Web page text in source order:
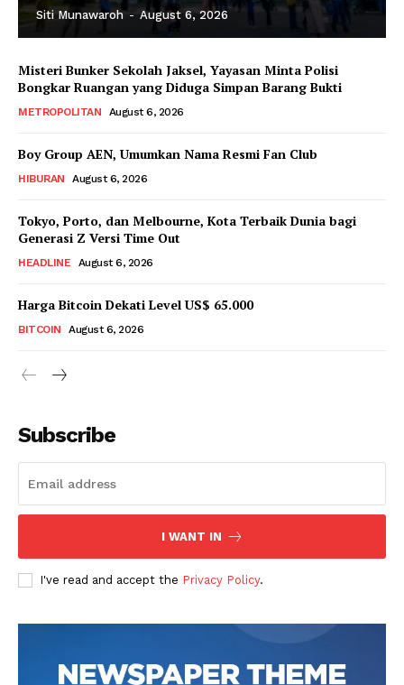
Siti Munawaroh - August 6, 2026
Misteri Bunker Sekolah Jaksel, Yayasan Minta Polisi
Bongkar Ruangan yang Diduga Simpan Barang Bukti
METROPOLITAN August 6, 2026
Boy Group AEN, Umumkan Nama Resmi Fan Club
HIBURAN August 6, 2026
Tokyo, Porto, dan Melbourne, Kota Terbaik Dunia bagi
Generasi Z Versi Time Out
HEADLINE August 6, 2026
Harga Bitcoin Dekati Level US$ 65.000
BITCOIN August 6, 2026
Subscribe
I WANT IN
I've read and accept the Privacy Policy.